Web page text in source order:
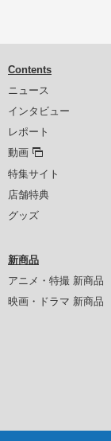
Contents
ニュース
インタビュー
レポート
動画
特集サイト
店舗特典
グッズ
新商品
アニメ・特撮 新商品
映画・ドラマ 新商品